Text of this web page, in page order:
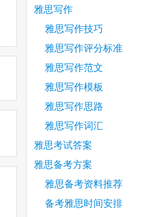
雅思写作
雅思写作技巧
雅思写作评分标准
雅思写作范文
雅思写作模板
雅思写作思路
雅思写作词汇
雅思考试答案
雅思备考方案
雅思备考资料推荐
备考雅思时间安排